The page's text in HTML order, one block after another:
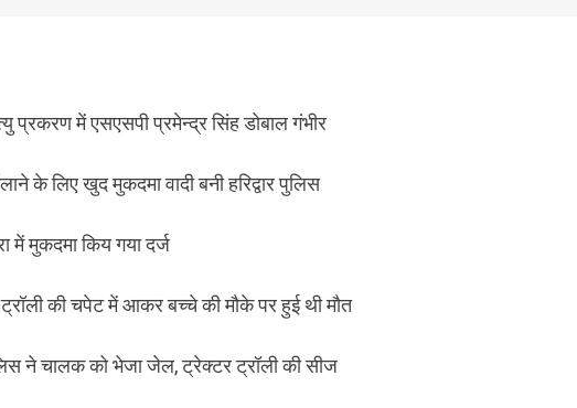
प्रकरण में एसएसपी प्रमेन्द्र सिंह डोबाल गंभीर
के लिए खुद मुकदमा वादी बनी हरिद्वार पुलिस
में मुकदमा किय गया दर्ज
की चपेट में आकर बच्चे की मौके पर हुई थी मौत
ने चालक को भेजा जेल, ट्रेक्टर ट्रॉली की सीज